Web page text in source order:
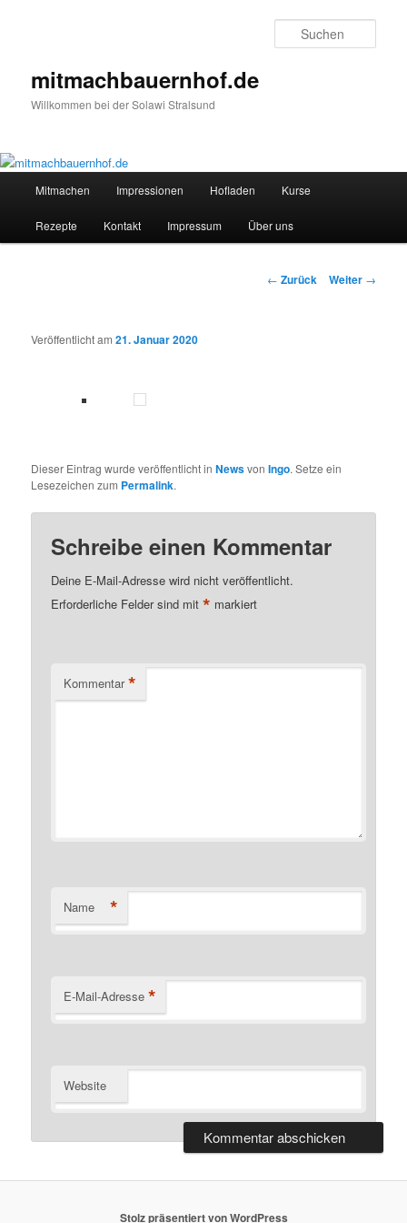
mitmachbauernhof.de
Willkommen bei der Solawi Stralsund
Mitmachen Impressionen Hofladen Kurse
Rezepte Kontakt Impressum Über uns
Beitragsnavigation
← Zurück Weiter →
Veröffentlicht am21. Januar 2020
Dieser Eintrag wurde veröffentlicht inNewsvonIngo. Setze ein
Lesezeichen zum Permalink.
Schreibe einen Kommentar
Deine E-Mail-Adresse wird nicht veröffentlicht.
Erforderliche Felder sind mit* markiert
Kommentar *
Name *
E-Mail-Adresse *
Website
Stolz präsentiert von WordPress